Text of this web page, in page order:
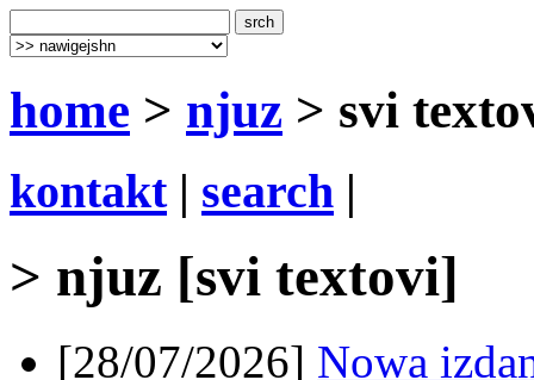
home > njuz > svi
kontakt| search |
> njuz [svi textovi]
[28/07/2026] Nowa